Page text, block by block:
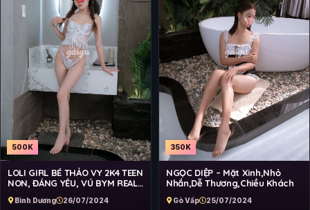
500K
LOLI GIRL BÉ THẢO VY 2K4 TEEN
NON, ĐÁNG YÊU, VÚ BYM REAL
Bình Dương 26/07/2024
350K
NGỌC DIỆP – Mặt Xinh,Nhỏ
Nhắn,Dễ Thương,Chiều Khách
Gò Vấp 25/07/2024